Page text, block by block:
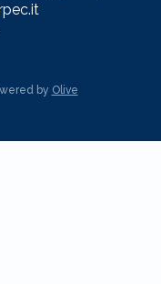
by Olive